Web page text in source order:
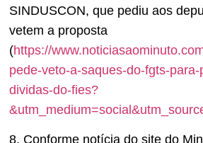
SINDUSCON, que pediu aos
vetem a proposta
(https://
pede-veto-a-saques-do-fgts-para-
dividas-do-fies?
8. Conforme notícia do site do